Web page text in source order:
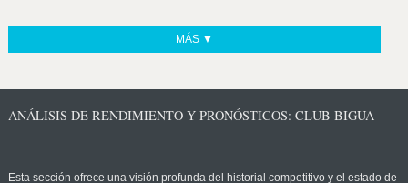
MÁS ▼
ANÁLISIS DE RENDIMIENTO Y PRONÓSTICOS: CLUB BIGUA
Esta sección ofrece una visión profunda del historial competitivo y el estado de